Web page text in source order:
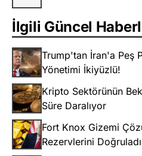
İlgili Güncel
Trump'tan İran'a Peş
Yönetimi İkiyüzlü!
Kripto Sektörünün
Süre Daralıyor
Fort Knox Gizemi
Rezervlerini